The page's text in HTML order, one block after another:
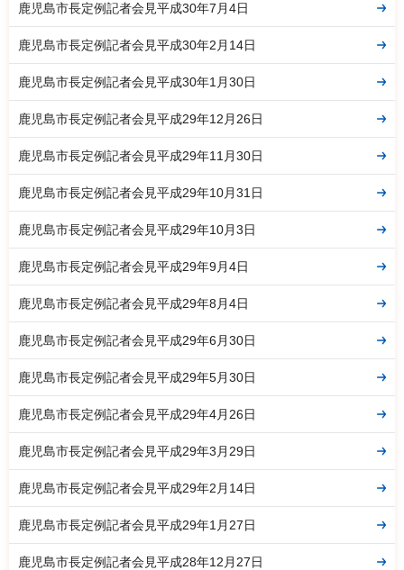
鹿児島市長定例記者会見平成30年7月4日
鹿児島市長定例記者会見平成30年2月14日
鹿児島市長定例記者会見平成30年1月30日
鹿児島市長定例記者会見平成29年12月26日
鹿児島市長定例記者会見平成29年11月30日
鹿児島市長定例記者会見平成29年10月31日
鹿児島市長定例記者会見平成29年10月3日
鹿児島市長定例記者会見平成29年9月4日
鹿児島市長定例記者会見平成29年8月4日
鹿児島市長定例記者会見平成29年6月30日
鹿児島市長定例記者会見平成29年5月30日
鹿児島市長定例記者会見平成29年4月26日
鹿児島市長定例記者会見平成29年3月29日
鹿児島市長定例記者会見平成29年2月14日
鹿児島市長定例記者会見平成29年1月27日
鹿児島市長定例記者会見平成28年12月27日